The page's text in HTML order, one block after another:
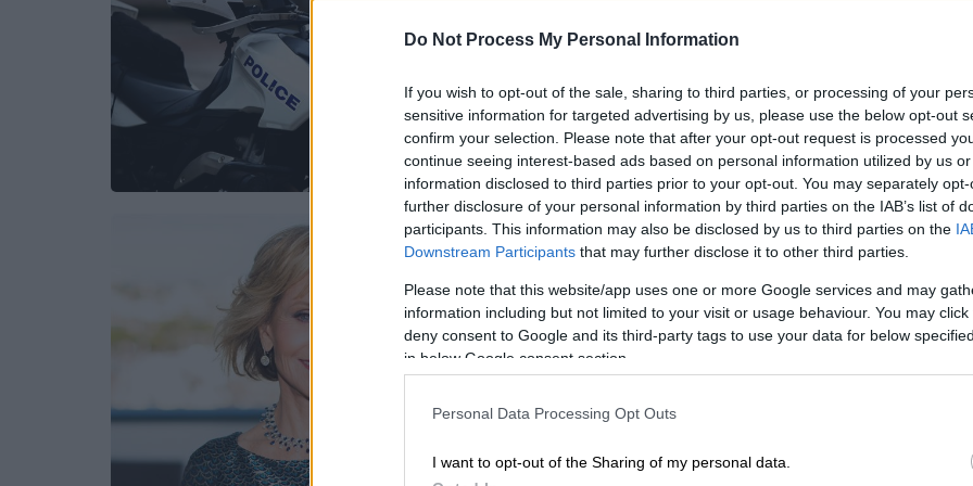
Do Not Process My Personal Information
If you wish to opt-out of the sale, sharing to third parties, or processing of your
sensitive information for targeted advertising by us, please use the below opt-out
confirm your selection. Please note that after your opt-out request is processed
continue seeing interest-based ads based on personal information utilized by us
information disclosed to third parties prior to your opt-out. You may separately
further disclosure of your personal information by third parties on the IAB’s list of
participants. This information may also be disclosed by us to third parties on the
Downstream Participants that may further disclose it to other third parties.
Please note that this website/app uses one or more Google services and may
information including but not limited to your visit or usage behaviour. You may
deny consent to Google and its third-party tags to use your data for below
in below Google consent section.
Personal Data Processing Opt Outs
I want to opt-out of the Sharing of my personal data.
απαγχονισμένος στα κρατητήρια
Είχε συλληφθεί για κλοπές
Lifestyle|05.07.2024 22:00
Η Τζέιν Φόντα μιλά για την
εμπειρία της σε γυναίκεια
κρατητήρια
ακτιβιστική της δράση η 86χρονη